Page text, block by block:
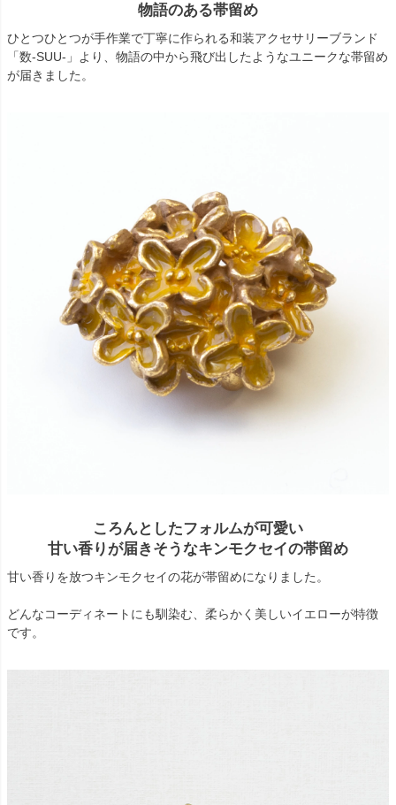
物語のある帯留め
ひとつひとつが手作業で丁寧に作られる和装アクセサリーブランド
「数-SUU-」より、物語の中から飛び出したようなユニークな帯留め
が届きました。
ころんとしたフォルムが可愛い
甘い香りが届きそうなキンモクセイの帯留め
甘い香りを放つキンモクセイの花が帯留めになりました。
どんなコーディネートにも馴染む、柔らかく美しいイエローが特徴
です。